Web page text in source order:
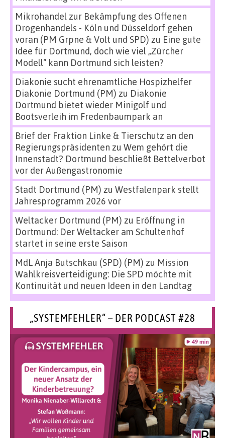
Mikrohandel zur Bekämpfung des Offenen
Drogenhandels - Köln und Düsseldorf gehen
voran (PM Grpne & Volt und SPD) zu Eine gute
Idee für Dortmund, doch wie viel „Zürcher
Modell“ kann Dortmund sich leisten?
Diakonie sucht ehrenamtliche Hospizhelfer
Diakonie Dortmund (PM) zu Diakonie
Dortmund bietet wieder Minigolf und
Bootsverleih im Fredenbaumpark an
Brief der Fraktion Linke & Tierschutz an den
Regierungspräsidenten zu Wem gehört die
Innenstadt? Dortmund beschließt Bettelverbot
vor der Außengastronomie
Stadt Dortmund (PM) zu Westfalenpark stellt
Jahresprogramm 2026 vor
Weltacker Dortmund (PM) zu Eröffnung in
Dortmund: Der Weltacker am Schultenhof
startet in seine erste Saison
MdL Anja Butschkau (SPD) (PM) zu Mission
Wahlkreisverteidigung: Die SPD möchte mit
Kontinuität und neuen Ideen in den Landtag
„SYSTEMFEHLER“ – DER PODCAST #28